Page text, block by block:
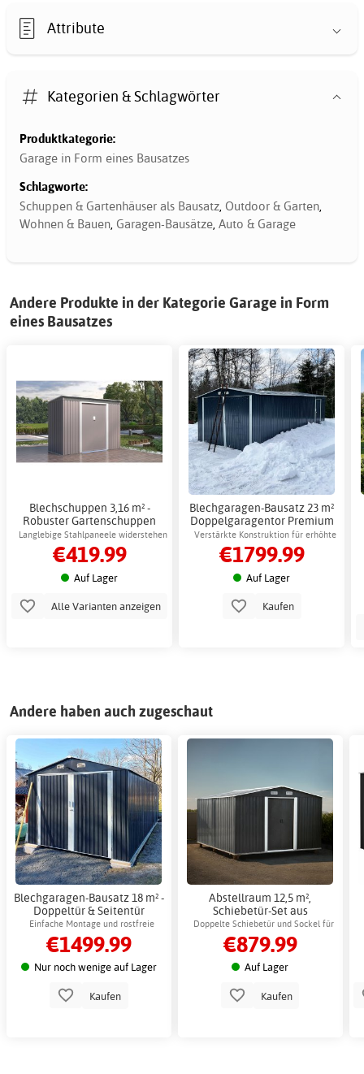
Attribute
Kategorien & Schlagwörter
Produktkategorie:
Garage in Form eines Bausatzes
Schlagworte:
Schuppen & Gartenhäuser als Bausatz, Outdoor & Garten,
Wohnen & Bauen, Garagen-Bausätze, Auto & Garage
Andere Produkte in der Kategorie Garage in Form
eines Bausatzes
Blechschuppen 3,16 m² -
Robuster Gartenschuppen
mit Schiebetüren
Langlebige Stahlpaneele widerstehen
Rost und Korrosion
€419.99
Auf Lager
Alle Varianten anzeigen
Blechgaragen-Bausatz 23 m²
Doppelgaragentor Premium
Verstärkte Konstruktion für erhöhte
Festigkeit
€1799.99
Auf Lager
Kaufen
Andere haben auch zugeschaut
Blechgaragen-Bausatz 18 m² -
Doppeltür & Seitentür
komplett
Einfache Montage und rostfreie
Konstruktion
€1499.99
Nur noch wenige auf Lager
Kaufen
Abstellraum 12,5 m²,
Schiebetür-Set aus
verzinktem Stahlblech für
den Außenbereich
Doppelte Schiebetür und Sockel für
einfache Aufbewahrung inklusive
€879.99
Auf Lager
Kaufen